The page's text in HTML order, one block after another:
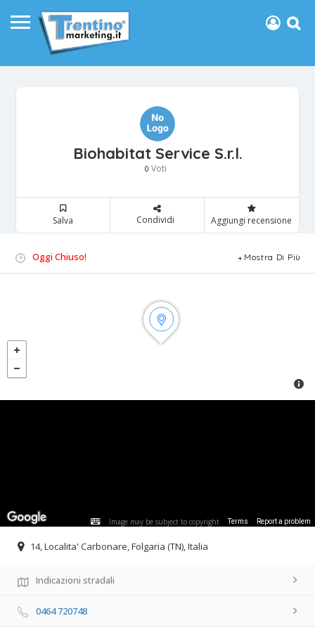
Biohabitat Service S.r.l.
0 Voti
Salva Condividi Aggiungi recensione
Oggi Chiuso! Mostra Di Più
Image may be subject to copyright Terms Report a problem
14, Localita' Carbonare, Folgaria (TN), Italia
Indicazioni stradali
0464 720748